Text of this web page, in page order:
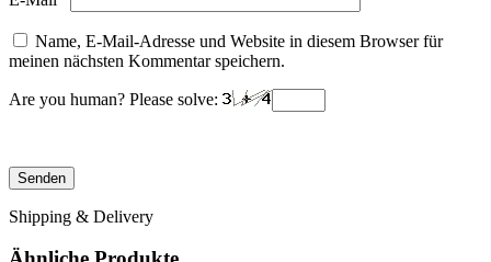
Name, E-Mail-Adresse und Website in diesem Browser für
meinen nächsten Kommentar speichern.
Are you human? Please solve:
Shipping & Delivery